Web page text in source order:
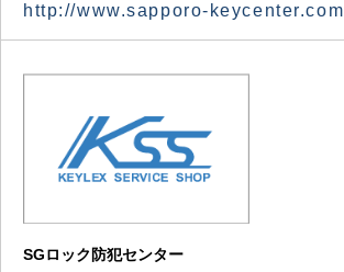
http://www.sapporo-keycenter.com
SGロック防犯センター